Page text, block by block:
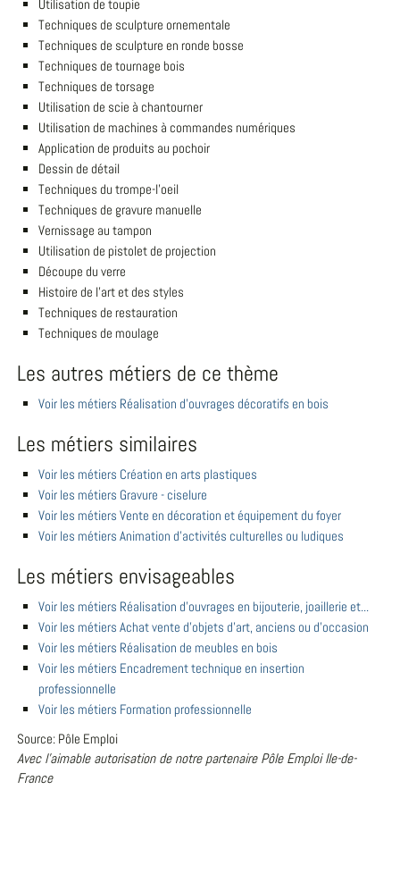
Utilisation de toupie
Techniques de sculpture ornementale
Techniques de sculpture en ronde bosse
Techniques de tournage bois
Techniques de torsage
Utilisation de scie à chantourner
Utilisation de machines à commandes numériques
Application de produits au pochoir
Dessin de détail
Techniques du trompe-l'oeil
Techniques de gravure manuelle
Vernissage au tampon
Utilisation de pistolet de projection
Découpe du verre
Histoire de l'art et des styles
Techniques de restauration
Techniques de moulage
Les autres métiers de ce thème
Voir les métiers Réalisation d'ouvrages décoratifs en bois
Les métiers similaires
Voir les métiers Création en arts plastiques
Voir les métiers Gravure - ciselure
Voir les métiers Vente en décoration et équipement du foyer
Voir les métiers Animation d'activités culturelles ou ludiques
Les métiers envisageables
Voir les métiers Réalisation d'ouvrages en bijouterie, joaillerie et...
Voir les métiers Achat vente d'objets d'art, anciens ou d'occasion
Voir les métiers Réalisation de meubles en bois
Voir les métiers Encadrement technique en insertion
professionnelle
Voir les métiers Formation professionnelle
Source: Pôle Emploi
Avec l'aimable autorisation de notre partenaire Pôle Emploi Ile-de-
France